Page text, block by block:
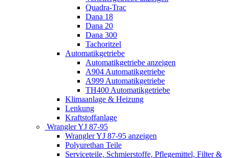
Quadra-Trac
Dana 18
Dana 20
Dana 300
Tachoritzel
Automatikgetriebe
Automatikgetriebe anzeigen
A904 Automatikgetriebe
A999 Automatikgetriebe
TH400 Automatikgetriebe
Klimaanlage & Heizung
Lenkung
Kraftstoffanlage
Wrangler YJ 87-95
Wrangler YJ 87-95 anzeigen
Polyurethan Teile
Serviceteile, Schmierstoffe, Pflegemittel, Filter &